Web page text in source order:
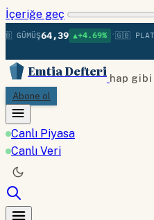
İçeriğe geç
64,39 ▲+4.69% •🇬🇧 PLATIN
Emtia Defteri hap gibi
Abone ol
Canlı Piyasa
Canlı Veri